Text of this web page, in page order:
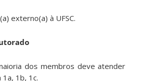
externo(a) à UFSC.
dos membros deve atender
1b, 1c.